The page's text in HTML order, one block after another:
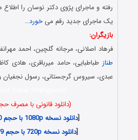
رفته و ماجرای پژوی دکتر نوسان را
یک ماجرای جدید رقم میخورد…
بازیگران:
فرهاد اصلانی، مرجانه گلچین، احمد
طناز طباطبایی، حامد میرباقری،
عبدی، سیروس گرجستانی، رسول نجفیان
(دانلود قانونی با مصرف
[دانلود نسخه 1080p با حجم 740 مگابایت
[دانلود نسخه 720p با حجم 479 مگابایت